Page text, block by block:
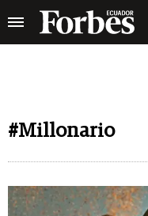
#Millonario